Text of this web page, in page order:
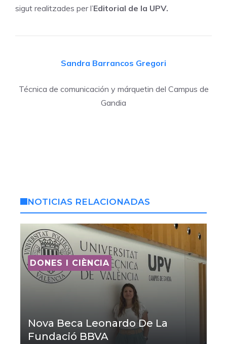
sigut realitzades per l’Editorial de la UPV.
Sandra Barrancos Gregori
Técnica de comunicación y márquetin del Campus de
Gandia
NOTICIAS RELACIONADAS
DONES I CIÈNCIA
Nova Beca Leonardo De La
Fundació BBVA